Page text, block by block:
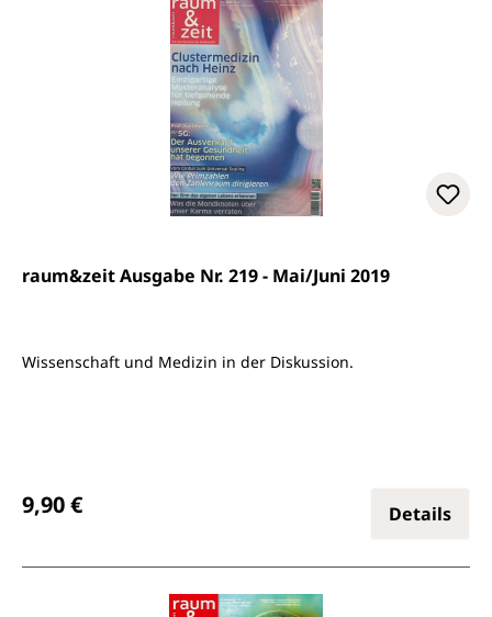
raum&zeit Ausgabe Nr. 219 - Mai/Juni 2019
Wissenschaft und Medizin in der Diskussion.
9,90 € Details